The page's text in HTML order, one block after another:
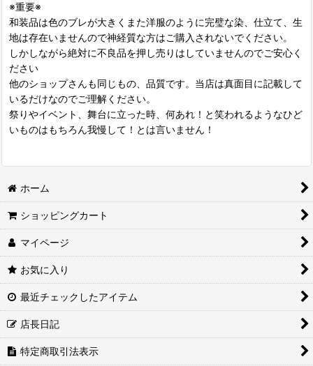
※重要※
和装品は色のブレが大きくまた洋服のように完璧な染、仕立て、生
地は存在いませんので神経質な方はご購入されないでください。
しかしながら絶対に不良品を押し売りはしていませんのでご安心く
ださい
他のショップさんも同じもの、品質です。当店は真面目に記載して
いるだけなのでご理解ください。
祭りやイベント、舞台に立った時、何あれ！と笑われるようなひど
いものはもちろん我慢して！とは言いません！
ホーム
ショッピングカート
マイページ
お気に入り
最近チェックしたアイテム
店長日記
特定商取引法表示